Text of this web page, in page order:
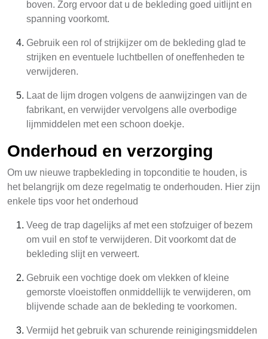
boven. Zorg ervoor dat u de bekleding goed uitlijnt en
spanning voorkomt.
Gebruik een rol of strijkijzer om de bekleding glad te
strijken en eventuele luchtbellen of oneffenheden te
verwijderen.
Laat de lijm drogen volgens de aanwijzingen van de
fabrikant, en verwijder vervolgens alle overbodige
lijmmiddelen met een schoon doekje.
Onderhoud en verzorging
Om uw nieuwe trapbekleding in topconditie te houden, is
het belangrijk om deze regelmatig te onderhouden. Hier zijn
enkele tips voor het onderhoud
Veeg de trap dagelijks af met een stofzuiger of bezem
om vuil en stof te verwijderen. Dit voorkomt dat de
bekleding slijt en verweert.
Gebruik een vochtige doek om vlekken of kleine
gemorste vloeistoffen onmiddellijk te verwijderen, om
blijvende schade aan de bekleding te voorkomen.
Vermijd het gebruik van schurende reinigingsmiddelen